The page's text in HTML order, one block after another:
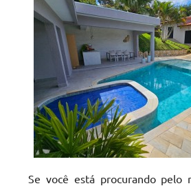
Se você está procurando pelo